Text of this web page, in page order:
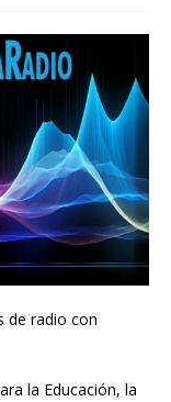
de radio con
la Educación, la